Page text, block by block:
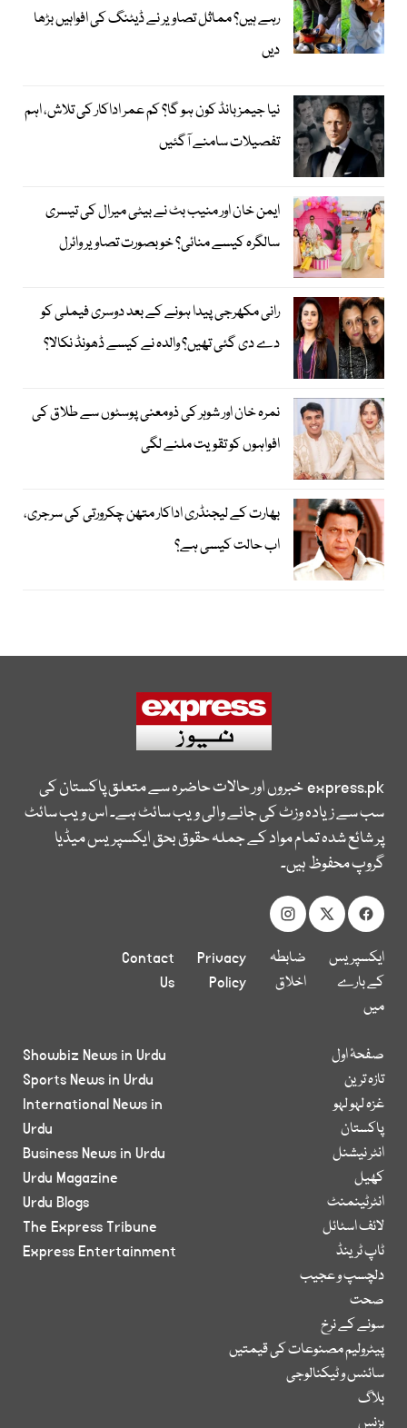
رہے ہیں؟ مماثل تصاویر نے ڈیٹنگ کی افواہیں بڑھا
دیں
نیا جیمز بانڈ کون ہو گا؟ کم عمر اداکار کی تلاش، اہم
تفصیلات سامنے آگئیں
ایمن خان اور منیب بٹ نے بیٹی میرال کی تیسری
سالگرہ کیسے منائی؟ خوبصورت تصاویر وائرل
رانی مکھرجی پیدا ہونے کے بعد دوسری فیملی کو
دے دی گئی تھیں؟ والدہ نے کیسے ڈھونڈ نکالا؟
نمرہ خان اور شوہر کی ذومعنی پوسٹوں سے طلاق کی
افواہوں کو تقویت ملنے لگی
بھارت کے لیجنڈری اداکار متھن چکرورتی کی سرجری،
اب حالت کیسی ہے؟
express.pkخبروں اور حالات حاضرہ سے متعلق پاکستان کی
سب سے زیادہ وزٹ کی جانے والی ویب سائٹ ہے۔ اس ویب سائٹ
پر شائع شدہ تمام مواد کے جملہ حقوق بحق ایکسپریس میڈیا
گروپ محفوظ ہیں۔
ایکسپریس
کے بارے
میں
ضابطہ
اخلاق
Privacy
Policy
Contact
Us
صفحۂ اول
تازہ ترین
غزہ لہو لہو
پاکستان
انٹر نیشنل
کھیل
انٹرٹینمنٹ
لائف اسٹائل
ٹاپ ٹرینڈ
دلچسپ و عجیب
صحت
سونے کے نرخ
پیٹرولیم مصنوعات کی قیمتیں
سائنس و ٹیکنالوجی
بلاگ
بزنس
Showbiz News in Urdu
Sports News in Urdu
International News in
Urdu
Business News in Urdu
Urdu Magazine
Urdu Blogs
The Express Tribune
Express Entertainment